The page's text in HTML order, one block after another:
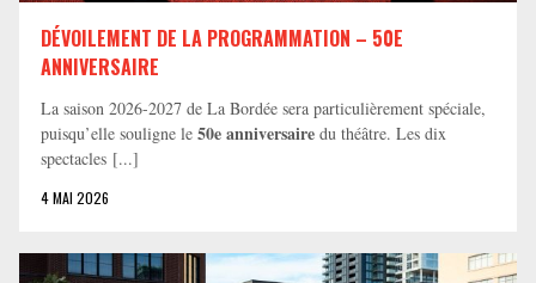
DÉVOILEMENT DE LA PROGRAMMATION – 50E
ANNIVERSAIRE
La saison 2026-2027 de La Bordée sera particulièrement spéciale,
puisqu’elle souligne le 50e anniversaire du théâtre. Les dix
spectacles [...]
4 MAI 2026